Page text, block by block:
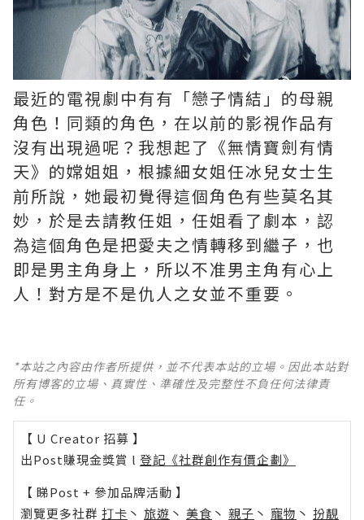
最近的電視劇中有有「戀子情結」的母親
角色！同類的角色，在以前的影視作品有
沒有出現過呢？我想起了《無情寶劍有情
天》的嫦姐姐，根據細女姐任冰兒女士生
前所說，她最初覺得這個角色有些莫名其
妙，於是去請教任姐，任姐看了劇本，認
為這個角色是把愛夫之情轉移到繼子，也
即是男主角身上，所以不准男主角有心上
人！對方是不是仇人之女並不重要。
*本站之內容由作者所提供，並不代表本站的立場。因此本站對
所有博客的立場、真實性、準確性及完整性不負任何法律責
任。
【 U Creator 招募 】
出Post賺現金獎賞 l 登記《社群創作有價企劃》
【 睇Post + 參加品牌活動 】
瀏覽更多社群 打卡 丶 旅遊 丶 美食 丶 親子 丶 寵物 丶 扮靚